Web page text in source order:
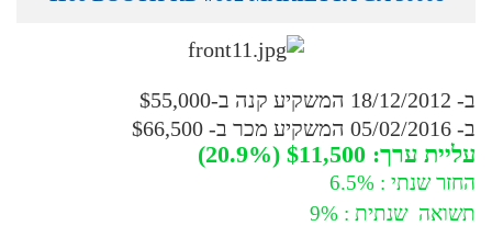
ב- 18/12/2012 המשקיע קנה ב-$55,000
ב- 05/02/2016 המשקיע מכר ב- $66,500
עליית ערך: $11,500 (20.9%)
החזר שנתי : 6.5%
תשואה שנתית : 9%